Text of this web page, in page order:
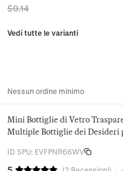
$0.14
Vedi tutte le varianti
Nessun ordine minimo
Mini Bottiglie di Vetro
Multiple Bottiglie dei Desideri
ID SPU: EVFPNR66WV